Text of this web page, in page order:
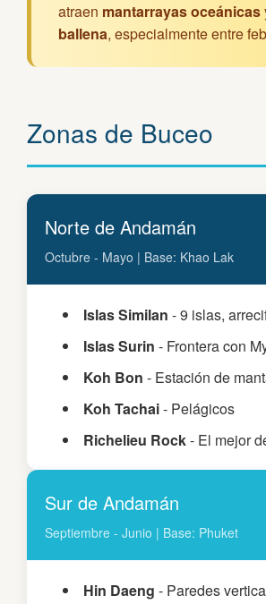
atraen mantarrayas oceánicas
ballena, especialmente entre
Zonas de Buceo
Norte de Andamán
Octubre - Mayo | Base: Khao Lak
Islas Similan - 9 islas,
Islas Surin - Frontera con
Koh Bon - Estación de
Koh Tachai- Pelágicos
Richelieu Rock- El mejor
Sur de Andamán
Septiembre - Junio | Base: Phuket
Hin Daeng - Paredes